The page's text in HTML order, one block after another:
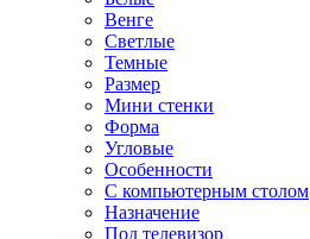
Венге
Светлые
Темные
Размер
Мини стенки
Форма
Угловые
Особенности
С компьютерным столом
Назначение
Под телевизор